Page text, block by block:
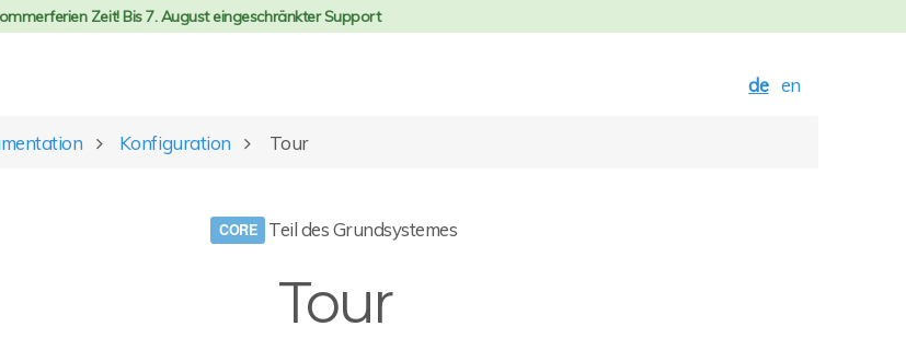
de en
Konfiguration Tour
Teil des Grundsystemes
Tour
Zeit! Bis 7. August eingeschränkter Support